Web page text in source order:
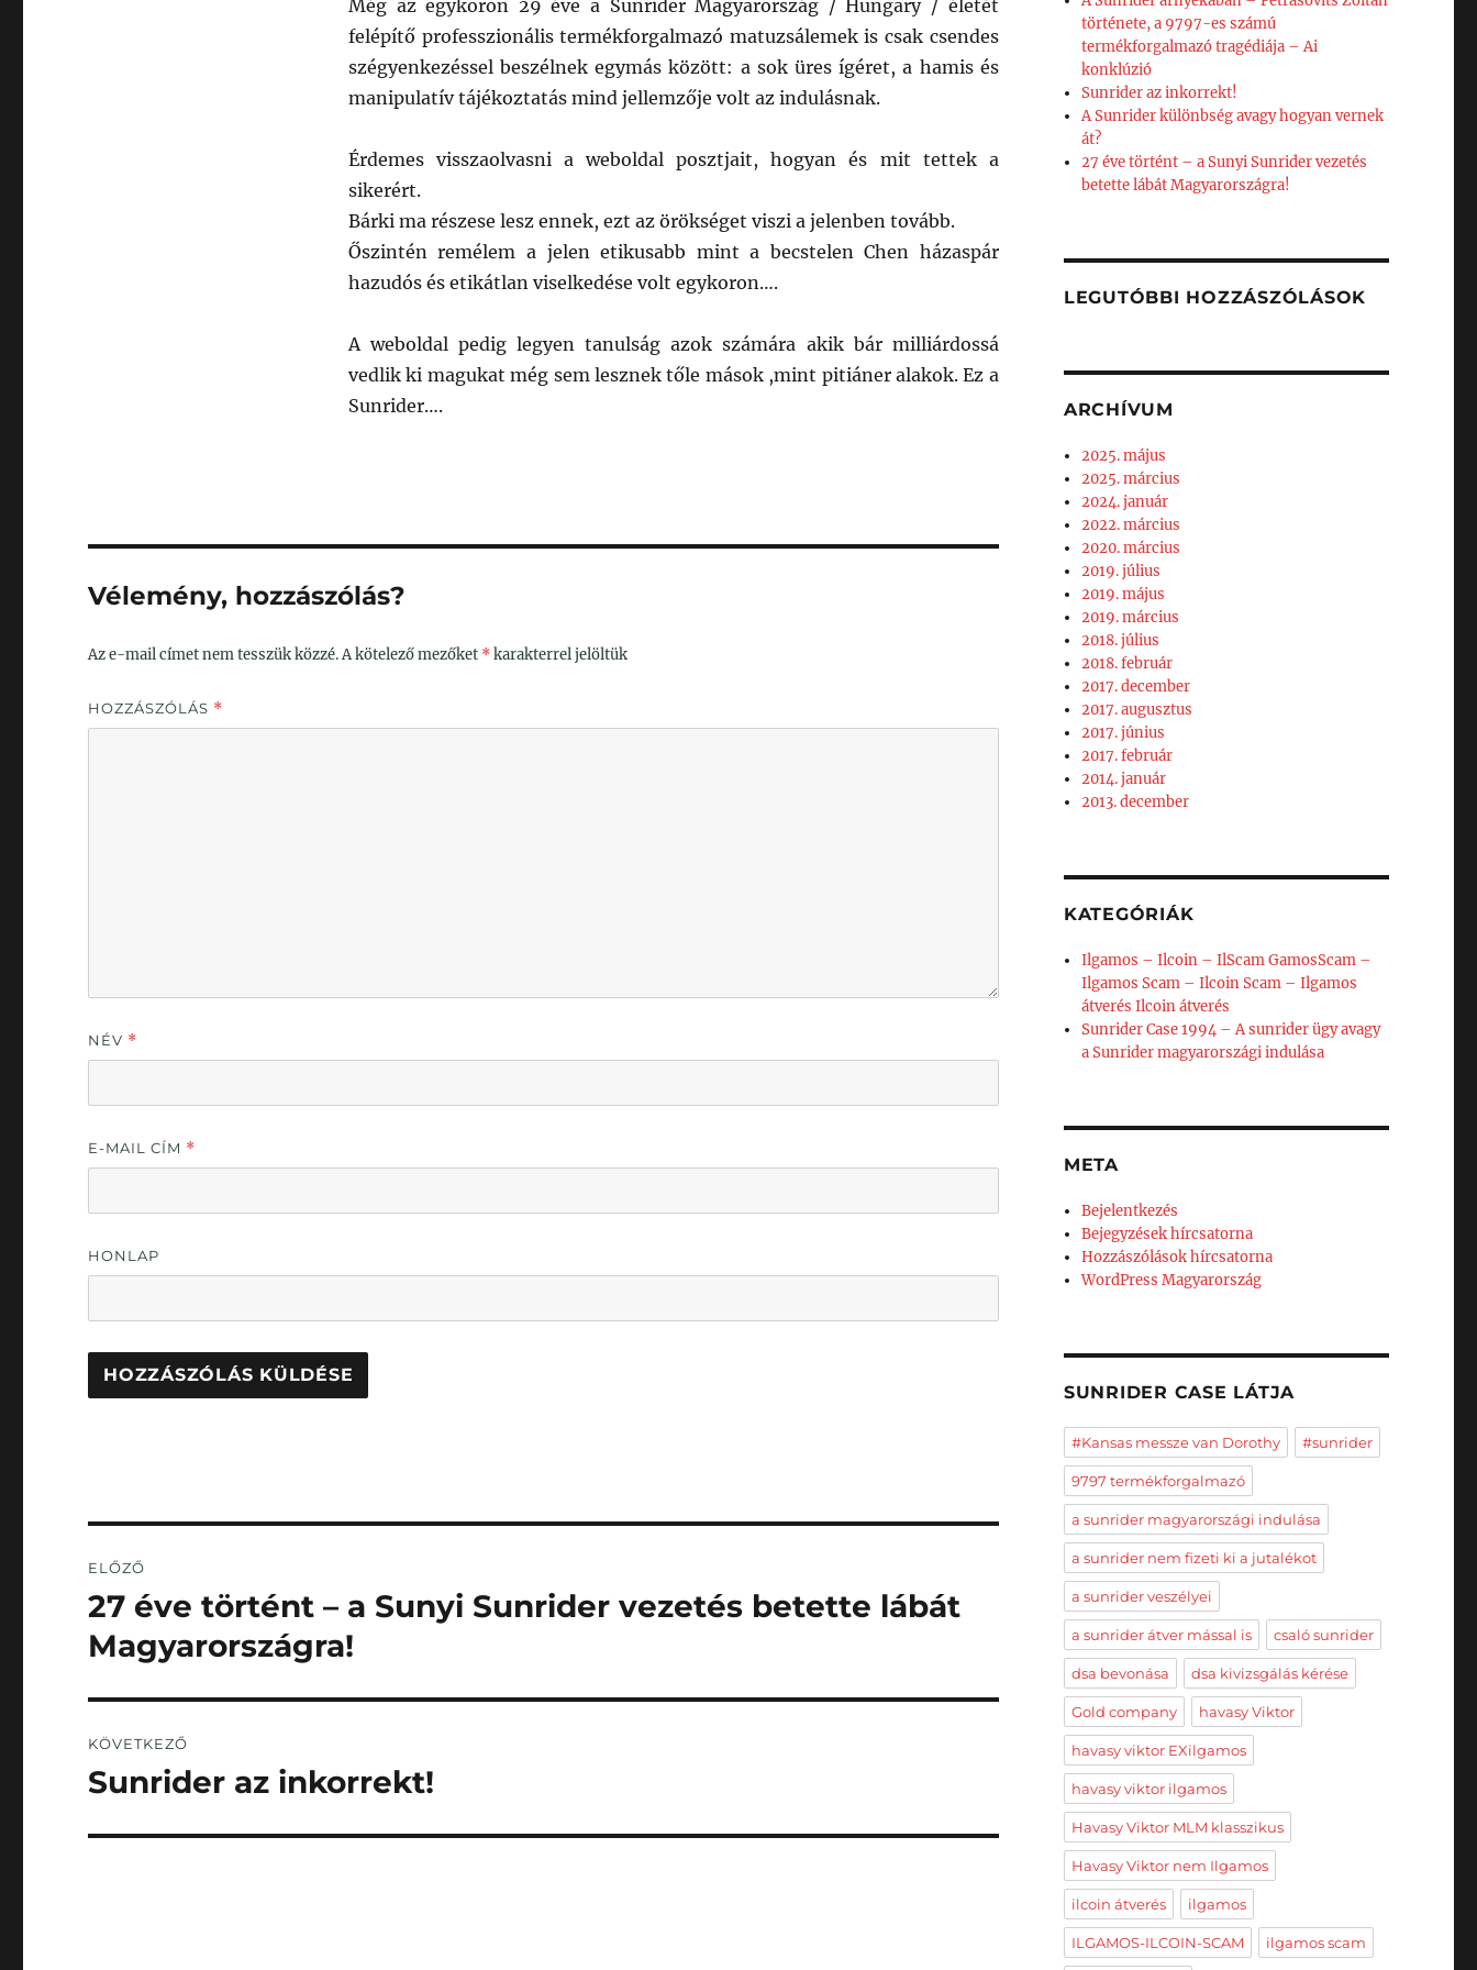
Még az egykoron 29 éve a Sunrider Magyarország / Hungary / életét
felépítő professzionális termékforgalmazó matuzsálemek is csak csendes
szégyenkezéssel beszélnek egymás között: a sok üres ígéret, a hamis és
manipulatív tájékoztatás mind jellemzője volt az indulásnak.
Érdemes visszaolvasni a weboldal posztjait, hogyan és mit tettek a
sikerért.
Bárki ma részese lesz ennek, ezt az örökséget viszi a jelenben tovább.
Őszintén remélem a jelen etikusabb mint a becstelen Chen házaspár
hazudós és etikátlan viselkedése volt egykoron….
A weboldal pedig legyen tanulság azok számára akik bár milliárdossá
vedlik ki magukat még sem lesznek tőle mások ,mint pitiáner alakok. Ez a
Sunrider….
Vélemény, hozzászólás?
Az e-mail címet nem tesszük közzé.A kötelező mezőket *karakterrel jelöltük
HOZZÁSZÓLÁS *
NÉV *
E-MAIL CÍM *
HONLAP
navigáció
ELŐZŐ
Korábbi
bejegyzés:
27 éve történt – a Sunyi Sunrider vezetés betette lábát
Magyarországra!
KÖVETKEZŐ
Következő
Sunrider az inkorrekt!
története, a 9797-es számú
termékforgalmazó tragédiája – Ai
konklúzió
Sunrider az inkorrekt!
A Sunrider különbség avagy hogyan vernek
át?
27 éve történt – a Sunyi Sunrider vezetés
betette lábát Magyarországra!
LEGUTÓBBI HOZZÁSZÓLÁSOK
ARCHÍVUM
2025. május
2025. március
2024. január
2022. március
2020. március
2019. július
2019. május
2019. március
2018. július
2018. február
2017. december
2017. augusztus
2017. június
2017. február
2014. január
2013. december
KATEGÓRIÁK
Ilgamos – Ilcoin – IlScam GamosScam –
Ilgamos Scam – Ilcoin Scam – Ilgamos
átverés Ilcoin átverés
Sunrider Case 1994 – A sunrider ügy avagy
a Sunrider magyarországi indulása
META
Bejelentkezés
Bejegyzések hírcsatorna
Hozzászólások hírcsatorna
WordPress Magyarország
SUNRIDER CASE LÁTJA
#Kansas messze van Dorothy #sunrider
9797 termékforgalmazó
a sunrider magyarországi indulása
a sunrider nem fizeti ki a jutalékot
a sunrider veszélyei
a sunrider átver mással is csaló sunrider
dsa bevonása dsa kivizsgálás kérése
Gold company havasy Viktor
havasy viktor EXilgamos
havasy viktor ilgamos
Havasy Viktor MLM klasszikus
Havasy Viktor nem Ilgamos
ilcoin átverés ilgamos
ILGAMOS-ILCOIN-SCAM ilgamos scam